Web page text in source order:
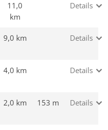
11,0
km
Details
9,0 km Details
4,0 km Details
2,0 km 153 m Details